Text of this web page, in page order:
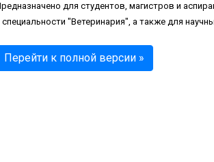
для студентов, магистров и
специальности "Ветеринария", а также для
Перейти к полной версии »